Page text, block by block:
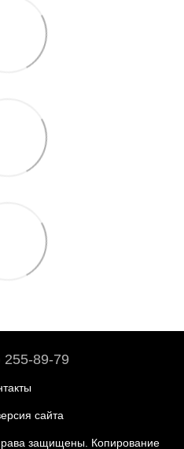
255-89-79
сайта
защищены. Копирование